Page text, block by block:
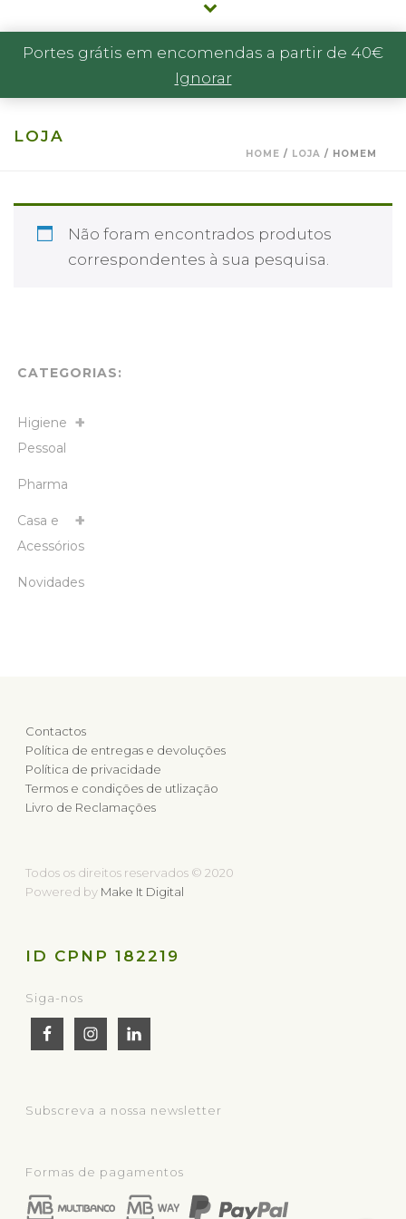
Portes grátis em encomendas a partir de 40€
Ignorar
LOJA
HOME / LOJA / HOMEM
Não foram encontrados produtos
correspondentes à sua pesquisa.
CATEGORIAS:
Higiene
Pessoal
Pharma
Casa e
Acessórios
Novidades
Contactos
Política de entregas e devoluções
Política de privacidade
Termos e condições de utlização
Livro de Reclamações
Todos os direitos reservados © 2020
Powered by Make It Digital
ID CPNP 182219
Siga-nos
Subscreva a nossa newsletter
Formas de pagamentos